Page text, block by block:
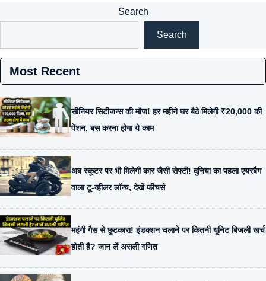
Search
Search
Most Recent
सीनियर सिटीजन्स की मौज! हर महीने घर बैठे मिलेगी ₹20,000 की
पेंशन, बस करना होगा ये काम
अब स्कूटर पर भी मिलेगी कार जैसी सेफ्टी! दुनिया का पहला एयरबैग
वाला टू-व्हीलर लॉन्च, देखें फीचर्स
महंगी गैस से छुटकारा! इंडक्शन चलाने पर कितनी यूनिट बिजली खर्च
होती है? जान लें असली गणित